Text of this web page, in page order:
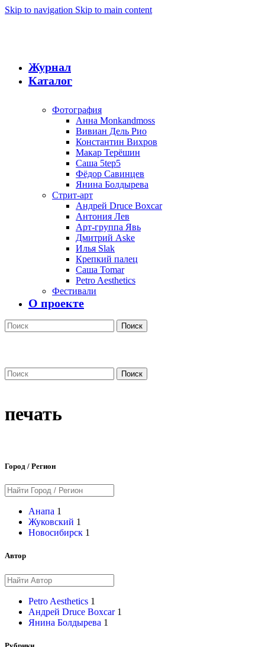
Skip to navigation Skip to main content
Журнал
Каталог
Фотография
Анна Monkandmoss
Вивиан Дель Рио
Константин Вихров
Макар Терёшин
Саша 5tep5
Фёдор Савинцев
Янина Болдырева
Стрит-арт
Андрей Druce Boxcar
Антония Лев
Арт-группа Явь
Дмитрий Aske
Илья Slak
Крепкий палец
Саша Tomar
Petro Aesthetics
Фестивали
О проекте
Поиск
Поиск
печать
Город / Регион
Анапа 1
Жуковский 1
Новосибирск 1
Автор
Petro Aesthetics 1
Андрей Druce Boxcar 1
Янина Болдырева 1